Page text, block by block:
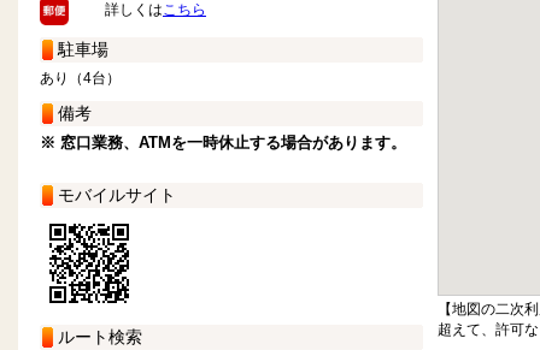
詳しくはこちら
駐車場
あり（4台）
備考
※ 窓口業務、ATMを一時休止する場合があります。
モバイルサイト
ルート検索
【地図の二次
超えて、許可